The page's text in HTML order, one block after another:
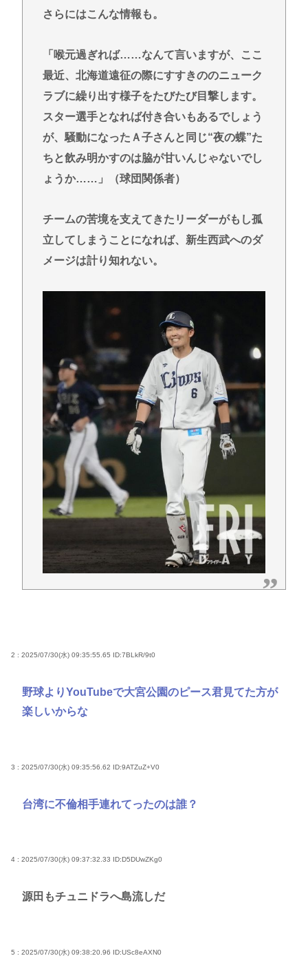
さらにはこんな情報も。
「喉元過ぎれば……なんて言いますが、ここ
最近、北海道遠征の際にすすきののニューク
ラブに繰り出す様子をたびたび目撃します。
スター選手となれば付き合いもあるでしょう
が、騒動になったＡ子さんと同じ“夜の蝶”た
ちと飲み明かすのは脇が甘いんじゃないでし
ょうか……」（球団関係者）
チームの苦境を支えてきたリーダーがもし孤
立してしまうことになれば、新生西武へのダ
メージは計り知れない。
2 : 2025/07/30(水) 09:35:55.65 ID:7BLkR/9t0
野球よりYouTubeで大宮公園のピース君見てた方が
楽しいからな
3 : 2025/07/30(水) 09:35:56.62 ID:9ATZuZ+V0
台湾に不倫相手連れてったのは誰？
4 : 2025/07/30(水) 09:37:32.33 ID:D5DUwZKg0
源田もチュニドラへ島流しだ
5 : 2025/07/30(水) 09:38:20.96 ID:USc8eAXN0